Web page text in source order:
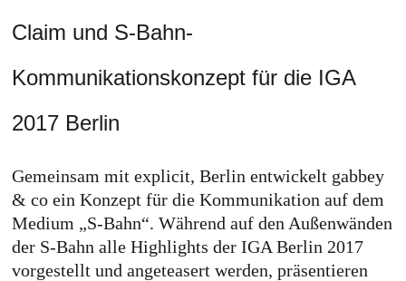
Claim und S-Bahn-
Kommunikationskonzept für die IGA
2017 Berlin
Gemeinsam mit explicit, Berlin entwickelt gabbey
& co ein Konzept für die Kommunikation auf dem
Medium „S-Bahn“. Während auf den Außenwänden
der S-Bahn alle Highlights der IGA Berlin 2017
vorgestellt und angeteasert werden, präsentieren